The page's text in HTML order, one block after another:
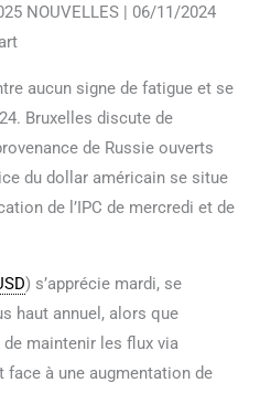
NOUVELLES | 06/11/2024
aucun signe de fatigue et se
Bruxelles discute de
de Russie ouverts
du dollar américain se situe
de l’IPC de mercredi et de
) s’apprécie mardi, se
haut annuel, alors que
de maintenir les flux via
face à une augmentation de